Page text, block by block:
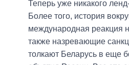
Теперь уже никакого
Более того, история
международная реакция
также назревающие
толкают Беларусь в еще